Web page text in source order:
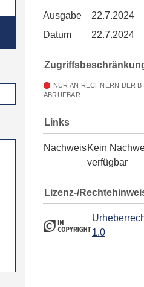
Ausgabe
22.7.2024
Datum
22.7.2024
NUR AN RECHNERN DER
ABRUFBAR
Links
NachweisKein
verfügbar
Lizenz-/
1.0